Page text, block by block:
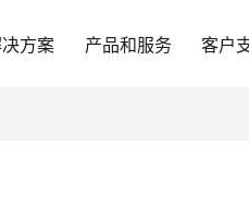
方案 产品和服务 客户